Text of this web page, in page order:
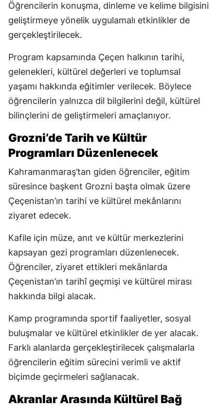
Öğrencilerin konuşma, dinleme ve kelime bilgisini
geliştirmeye yönelik uygulamalı etkinlikler de
gerçekleştirilecek.
Program kapsamında Çeçen halkının tarihi,
gelenekleri, kültürel değerleri ve toplumsal
yaşamı hakkında eğitimler verilecek. Böylece
öğrencilerin yalnızca dil bilgilerini değil, kültürel
bilinçlerini de geliştirmeleri amaçlanıyor.
Grozni’de Tarih ve Kültür
Programları Düzenlenecek
Kahramanmaraş’tan giden öğrenciler, eğitim
süresince başkent Grozni başta olmak üzere
Çeçenistan’ın tarihi ve kültürel mekânlarını
ziyaret edecek.
Kafile için müze, anıt ve kültür merkezlerini
kapsayan gezi programları düzenlenecek.
Öğrenciler, ziyaret ettikleri mekânlarda
Çeçenistan’ın tarihî geçmişi ve kültürel mirası
hakkında bilgi alacak.
Kamp programında sportif faaliyetler, sosyal
buluşmalar ve kültürel etkinlikler de yer alacak.
Farklı alanlarda gerçekleştirilecek çalışmalarla
öğrencilerin eğitim sürecini verimli ve aktif
biçimde geçirmeleri sağlanacak.
Akranlar Arasında Kültürel Bağ